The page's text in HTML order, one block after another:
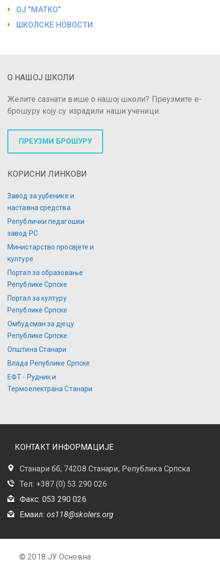
ОЈ "МАТКО"
ШКОЛСКЕ НОВОСТИ
О НАШОЈ ШКОЛИ
Желите сазнати више о нашој школи? Преузмите е-
брошуру коју су израдили наши ученици.
ПРЕУЗМИ БРОШУРУ
КОРИСНИ ЛИНКОВИ
Завод за уџбенике и
наставна средства
Републички педагошки
завод РС
Министарство просвјете и
културе
Портал за образовање
Републике Српске
Портал за културу
Републике Српске
Омбудсман за дјецу
Републике Српске
Општина Станари
Влада Републике Српске
ЕФТ - Рудник и
Термоелектрана Станари
КОНТАКТ ИНФОРМАЦИЈЕ
Станари бб; 74208 Станари; Република Српска
Тел: +387 (0) 53 290 026
Факс: 053 290 026
Емаил: os118@skolers.org
© 2018 ЈУ Основна